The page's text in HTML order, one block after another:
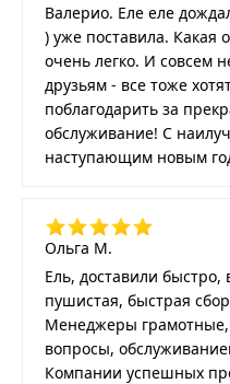
Валерио. Еле еле
) уже поставила. Какая
очень легко. И совсем
друзьям - все тоже
поблагодарить за
обслуживание! С
наступающим новым
Ольга М.
Ель, доставили быстро,
пушистая, быстрая
Менеджеры
вопросы,
Компании успешных